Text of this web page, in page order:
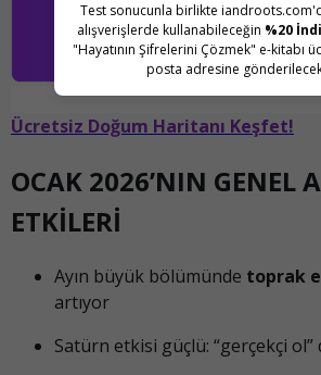
Test sonucunla birlikte
alışverişlerde kullanabileceğin %20
"Hayatının Şifrelerini Çözmek" e-kitabı
posta adresine
Ücretsiz Doğum Haritanı Keşfet!
OCAK 2026’NIN GENEL
ETKİLERİ
Ayın büyük bölümünde toprak
artıyor
Satürn etkisi güçlü: “gerçekçi ol”